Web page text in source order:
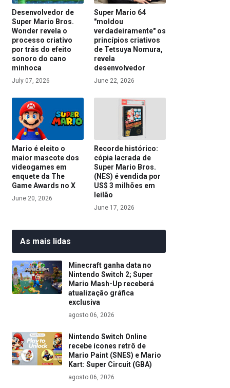
Desenvolvedor de
Super Mario Bros.
Wonder revela o
processo criativo
por trás do efeito
sonoro do cano
minhoca
July 07, 2026
Super Mario 64
"moldou
verdadeiramente" os
princípios criativos
de Tetsuya Nomura,
revela
desenvolvedor
June 22, 2026
Mario é eleito o
maior mascote dos
videogames em
enquete da The
Game Awards no X
June 20, 2026
Recorde histórico:
cópia lacrada de
Super Mario Bros.
(NES) é vendida por
US$ 3 milhões em
leilão
June 17, 2026
As mais lidas
Minecraft ganha data no
Nintendo Switch 2; Super
Mario Mash-Up receberá
atualização gráfica
exclusiva
agosto 06, 2026
Nintendo Switch Online
recebe ícones retrô de
Mario Paint (SNES) e Mario
Kart: Super Circuit (GBA)
agosto 06, 2026